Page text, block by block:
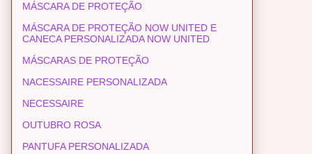
MÁSCARA DE PROTEÇÃO
MÁSCARA DE PROTEÇÃO NOW UNITED E
CANECA PERSONALIZADA NOW UNITED
MÁSCARAS DE PROTEÇÃO
NACESSAIRE PERSONALIZADA
NECESSAIRE
OUTUBRO ROSA
PANTUFA PERSONALIZADA